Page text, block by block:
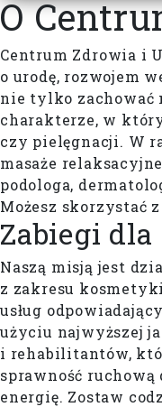
O
Centrum Zdrowia i
o urodę, rozwojem
nie tylko zachować
charakterze, w
czy pielęgnacji. W
masaże
podologa,
Możesz skorzystać
Zabiegi dla
Naszą misją jest
z zakresu
usług
użyciu najwyższej
i rehabilitantów,
sprawność
energię. Zostaw